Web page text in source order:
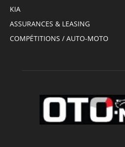
KIA
ASSURANCES & LEASING
COMPÉTITIONS / AUTO-MOTO